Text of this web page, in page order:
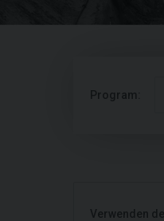
Program:
Verwenden